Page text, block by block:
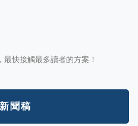
快接觸最多讀者的方案！
聞稿